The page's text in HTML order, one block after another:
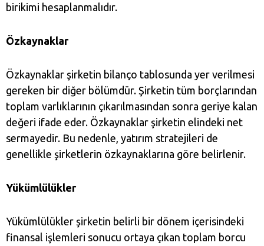
birikimi hesaplanmalıdır.
Özkaynaklar
Özkaynaklar şirketin bilanço tablosunda yer verilmesi
gereken bir diğer bölümdür. Şirketin tüm borçlarından
toplam varlıklarının çıkarılmasından sonra geriye kalan
değeri ifade eder. Özkaynaklar şirketin elindeki net
sermayedir. Bu nedenle, yatırım stratejileri de
genellikle şirketlerin özkaynaklarına göre belirlenir.
Yükümlülükler
Yükümlülükler şirketin belirli bir dönem içerisindeki
finansal işlemleri sonucu ortaya çıkan toplam borcu